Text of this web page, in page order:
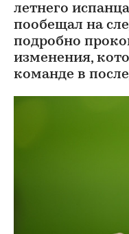
летнего
пообещал на
подробно
изменения,
команде в